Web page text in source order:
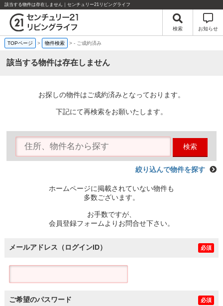
該当する物件は存在しません｜センチュリー21リビングライフ
検索 お知らせ
TOPページ > 物件検索 >- ご成約済み
該当する物件は存在しません
お探しの物件はご成約済みとなっております。
下記にて再検索をお願いたします。
検索
絞り込んで物件を探す
ホームページに掲載されていない物件も
多数ございます。
お手数ですが、
会員登録フォームよりお問合せ下さい。
メールアドレス（ログインID） 必須
ご希望のパスワード 必須